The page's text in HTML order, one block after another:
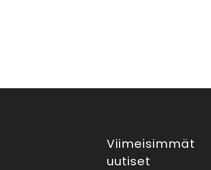
Viimeisimmät
uutiset